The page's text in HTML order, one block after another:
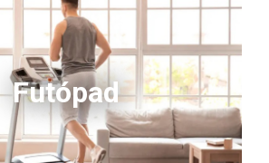
a
a
TR75i
–
most,
Futópad